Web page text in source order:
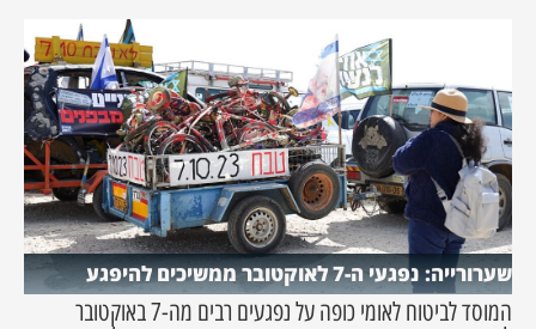
שערורייה: נפגעי ה-7 לאוקטובר ממשיכים להיפגע
המוסד לביטוח לאומי כופה על נפגעים רבים מה-7 באוקטובר